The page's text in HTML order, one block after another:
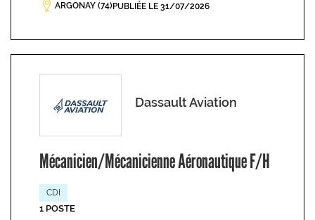
ARGONAY (74) PUBLIÉE LE 31/07/2026
Dassault Aviation
Mécanicien/Mécanicienne Aéronautique F/H
CDI
1 POSTE